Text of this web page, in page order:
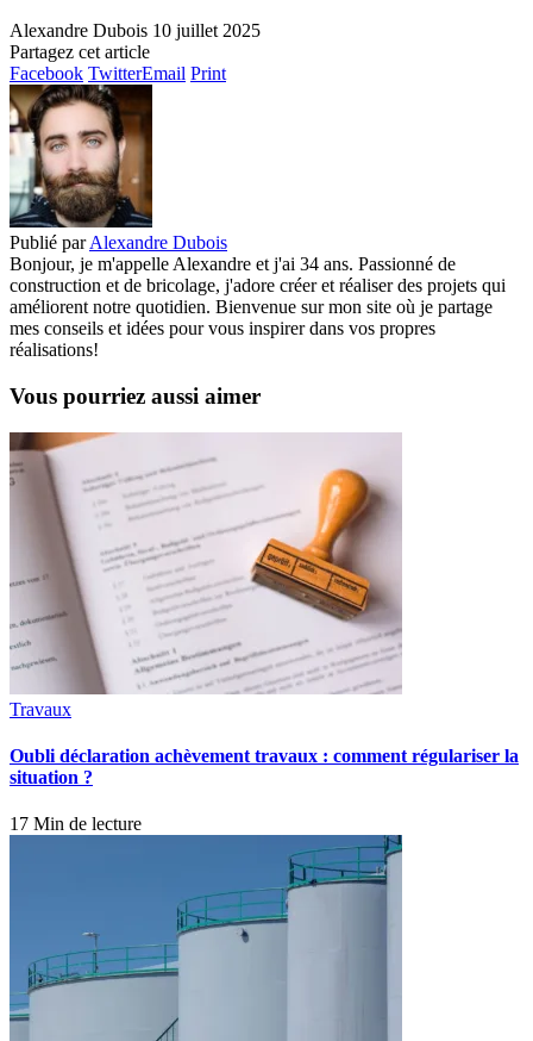
Alexandre Dubois 10 juillet 2025
Partagez cet article
Facebook TwitterEmail Print
Publié parAlexandre Dubois
Bonjour, je m'appelle Alexandre et j'ai 34 ans. Passionné de
construction et de bricolage, j'adore créer et réaliser des projets qui
améliorent notre quotidien. Bienvenue sur mon site où je partage
mes conseils et idées pour vous inspirer dans vos propres
réalisations!
Vous pourriez aussi aimer
Travaux
Oubli déclaration achèvement travaux : comment régulariser la
situation ?
17 Min de lecture